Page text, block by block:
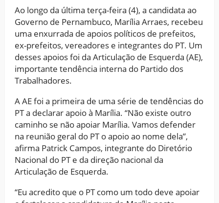
Ao longo da última terça-feira (4), a candidata ao
Governo de Pernambuco, Marília Arraes, recebeu
uma enxurrada de apoios políticos de prefeitos,
ex-prefeitos, vereadores e integrantes do PT. Um
desses apoios foi da Articulação de Esquerda (AE),
importante tendência interna do Partido dos
Trabalhadores.
A AE foi a primeira de uma série de tendências do
PT a declarar apoio à Marília. “Não existe outro
caminho se não apoiar Marília. Vamos defender
na reunião geral do PT o apoio ao nome dela”,
afirma Patrick Campos, integrante do Diretório
Nacional do PT e da direção nacional da
Articulação de Esquerda.
“Eu acredito que o PT como um todo deve apoiar